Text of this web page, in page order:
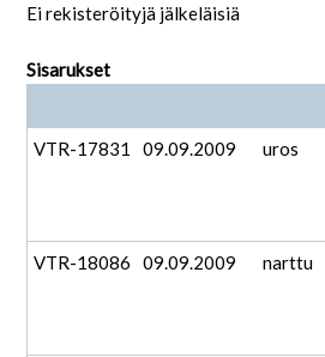
Ei rekisteröityjä jälkeläisiä
Sisarukset
VTR-17831
09.09.2009 uros
VTR-18086 09.09.2009 narttu